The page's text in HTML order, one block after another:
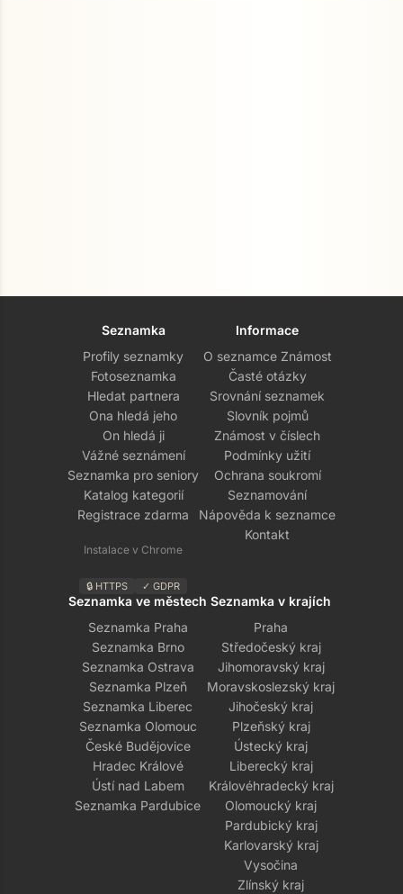
Seznamka
Profily seznamky
Fotoseznamka
Hledat partnera
Ona hledá jeho
On hledá ji
Vážné seznámení
Seznamka pro seniory
Katalog kategorií
Registrace zdarma
Instalace v Chrome
🔒 HTTPS ✓ GDPR
Informace
O seznamce Známost
Časté otázky
Srovnání seznamek
Slovník pojmů
Známost v číslech
Podmínky užití
Ochrana soukromí
Seznamování
Nápověda k seznamce
Kontakt
Seznamka ve městech
Seznamka Praha
Seznamka Brno
Seznamka Ostrava
Seznamka Plzeň
Seznamka Liberec
Seznamka Olomouc
České Budějovice
Hradec Králové
Ústí nad Labem
Seznamka Pardubice
Seznamka v krajích
Praha
Středočeský kraj
Jihomoravský kraj
Moravskoslezský kraj
Jihočeský kraj
Plzeňský kraj
Ústecký kraj
Liberecký kraj
Královéhradecký kraj
Olomoucký kraj
Pardubický kraj
Karlovarský kraj
Vysočina
Zlínský kraj